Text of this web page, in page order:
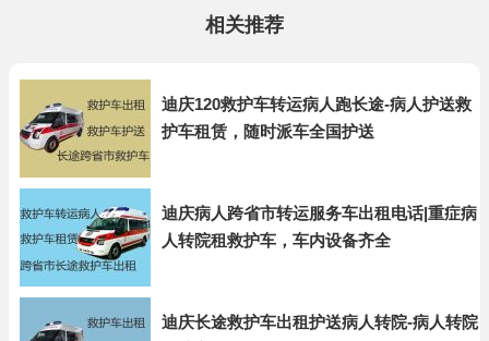
相关推荐
迪庆120救护车转运病人跑长途-病人护送救
护车租赁，随时派车全国护送
迪庆病人跨省市转运服务车出租电话|重症病
人转院租救护车，车内设备齐全
迪庆长途救护车出租护送病人转院-病人转院